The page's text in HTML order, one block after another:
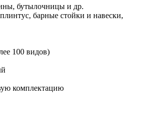
бутылочницы и др.
барные стойки и навески,
100 видов)
комплектацию